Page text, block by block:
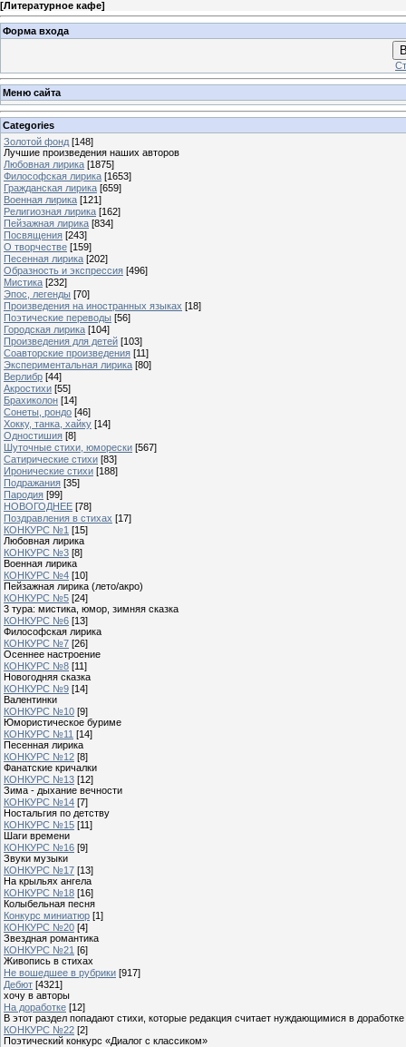
[Литературное кафе]
Форма входа
Меню сайта
Categories
Золотой фонд [148]
Лучшие произведения наших авторов
Любовная лирика [1875]
Философская лирика [1653]
Гражданская лирика [659]
Военная лирика [121]
Религиозная лирика [162]
Пейзажная лирика [834]
Посвящения [243]
О творчестве [159]
Песенная лирика [202]
Образность и экспрессия [496]
Мистика [232]
Эпос, легенды [70]
Произведения на иностранных языках [18]
Поэтические переводы [56]
Городская лирика [104]
Произведения для детей [103]
Соавторские произведения [11]
Экспериментальная лирика [80]
Верлибр [44]
Акростихи [55]
Брахиколон [14]
Сонеты, рондо [46]
Хокку, танка, хайку [14]
Одностишия [8]
Шуточные стихи, юморески [567]
Сатирические стихи [83]
Иронические стихи [188]
Подражания [35]
Пародия [99]
НОВОГОДНЕЕ [78]
Поздравления в стихах [17]
КОНКУРС №1 [15]
Любовная лирика
КОНКУРС №3 [8]
Военная лирика
КОНКУРС №4 [10]
Пейзажная лирика (лето/акро)
КОНКУРС №5 [24]
3 тура: мистика, юмор, зимняя сказка
КОНКУРС №6 [13]
Философская лирика
КОНКУРС №7 [26]
Осеннее настроение
КОНКУРС №8 [11]
Новогодняя сказка
КОНКУРС №9 [14]
Валентинки
КОНКУРС №10 [9]
Юмористическое буриме
КОНКУРС №11 [14]
Песенная лирика
КОНКУРС №12 [8]
Фанатские кричалки
КОНКУРС №13 [12]
Зима - дыхание вечности
КОНКУРС №14 [7]
Ностальгия по детству
КОНКУРС №15 [11]
Шаги времени
КОНКУРС №16 [9]
Звуки музыки
КОНКУРС №17 [13]
На крыльях ангела
КОНКУРС №18 [16]
Колыбельная песня
Конкурс миниатюр [1]
КОНКУРС №20 [4]
Звездная романтика
КОНКУРС №21 [6]
Живопись в стихах
Не вошедшее в рубрики [917]
Дебют [4321]
хочу в авторы
На доработке [12]
В этот раздел попадают стихи, которые редакция считает нуждающимися в доработке
КОНКУРС №22 [2]
Поэтический конкурс «Диалог с классиком»